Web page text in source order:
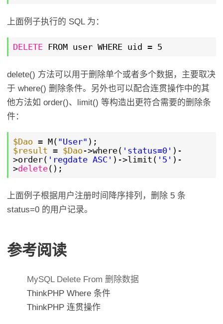
上面例子执行的 SQL 为：
DELETE FROM user WHERE uid = 5
delete() 方法可以用于删除单个或者多个数据，主要取决
于 where() 删除条件。另外也可以配合连贯操作中的其
他方法如 order()、limit() 等构造出更符合需要的删除条
件：
$Dao = M( "User" );
$result = $Dao ->where( 'status=0' )-
>order( 'regdate ASC' )->limit( '5' )-
>delete();
上面例子根据用户注册时间降序排列，删除 5 条
status=0 的用户记录。
参考阅读
MySQL Delete From 删除数据
ThinkPHP Where 条件
ThinkPHP 连贯操作